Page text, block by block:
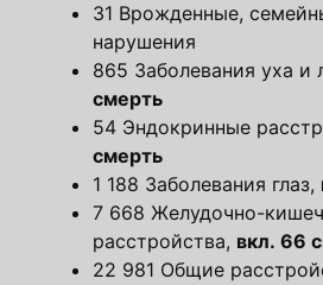
31 Врожденные,
нарушения
865 Заболевания уха и
смерть
54 Эндокринные
смерть
1 188 Заболевания глаз,
7 668 Желудочно-
расстройства, вкл. 66
22 981 Общие